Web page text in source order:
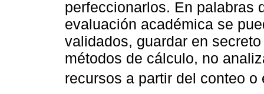
perfeccionarlos. En palabras
evaluación académica se
validados, guardar en
métodos de cálculo, no
recursos a partir del conteo o